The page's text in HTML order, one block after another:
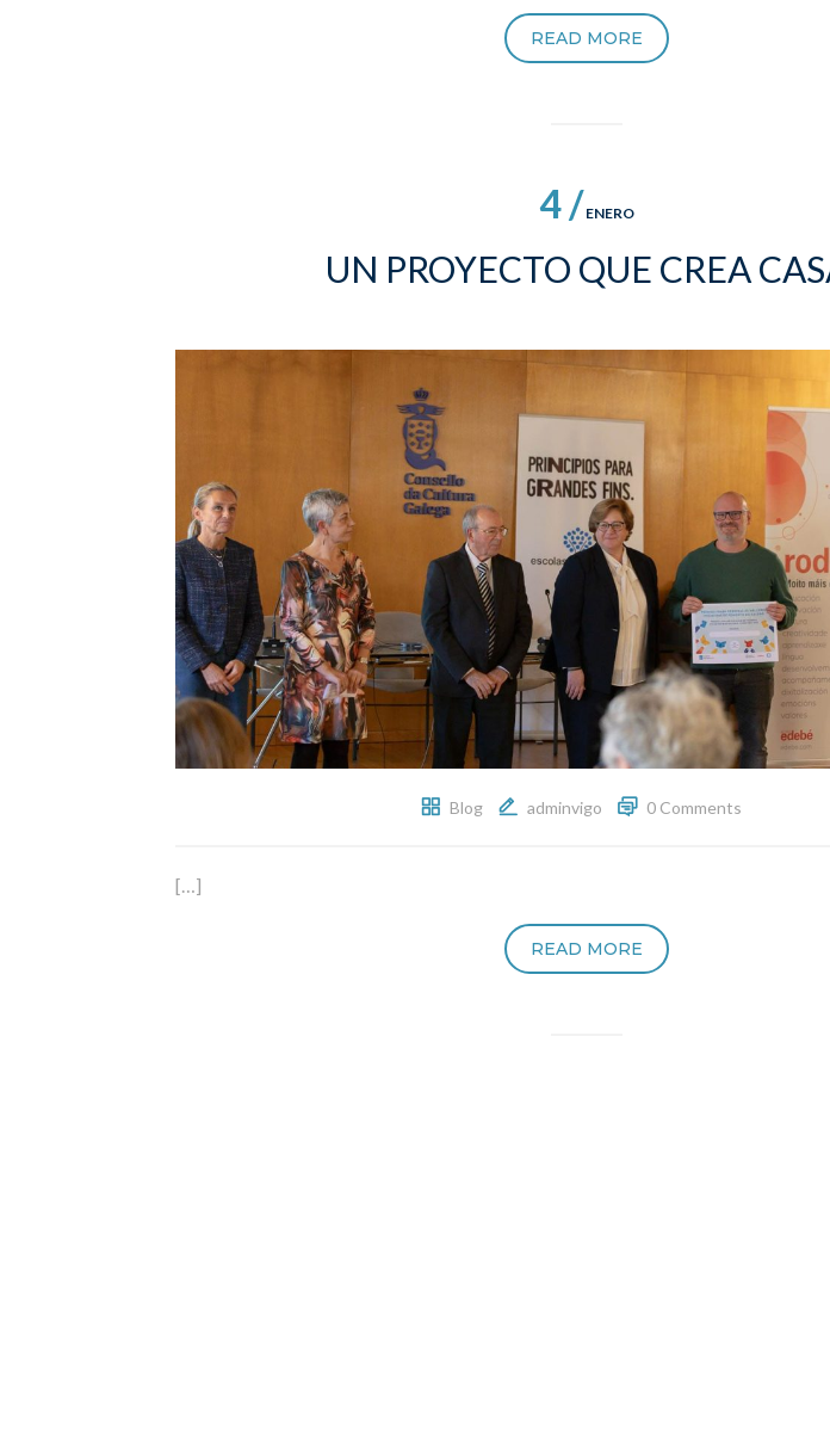
READ MORE
4 / ENERO
UN PROYECTO QUE CREA
Blog adminvigo 0 Comments
[…]
READ MORE